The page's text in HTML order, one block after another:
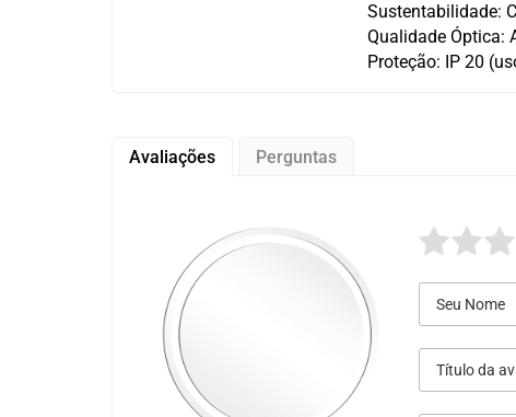
Sustentabilidade:
Qualidade Óptica:
Proteção: IP 20
Avaliações Perguntas